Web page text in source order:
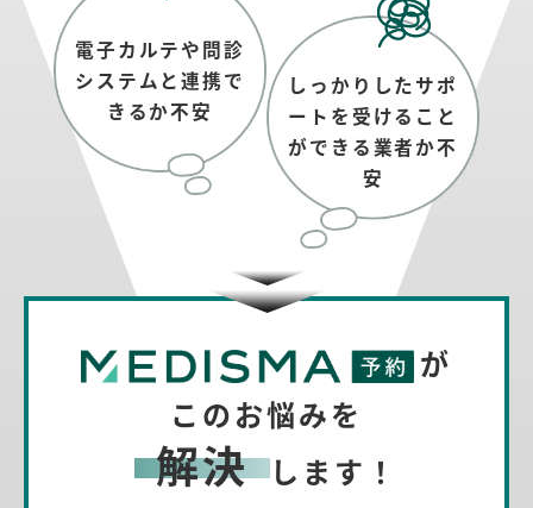
電子カルテや問診
システムと連携で
きるか不安
しっかりしたサポ
ートを 受けること
ができる業者か不
安
が
このお悩みを
解決 します！